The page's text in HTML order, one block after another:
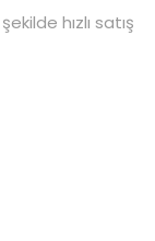
hızlı satış